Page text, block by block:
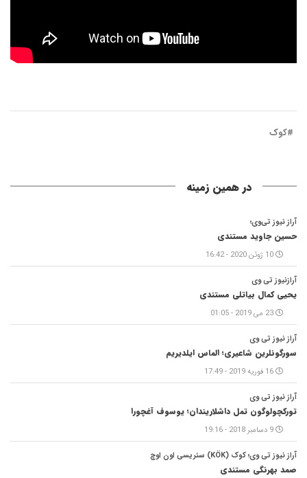
#کوک
در همین زمینه
آراز نیوز تی‌وی؛
حسین جاوید مستندی
10 ژوئن 2020 - 16:42
آرازنیوز تی وی
یحیی کمال بیاتلی مستندی
23 می 2019 - 01:05
آراز نیوز تی وی
سورگونلرین شاعیری؛ الماس ایلدیریم
16 فوریه 2019 - 17:49
آراز نیوز تی وی
تورکچولوگون تمل داشلاریندان؛ یوسوف آغچورا
9 دسامبر 2018 - 19:16
آراز نیوز تی وی؛ کوک (KÖK) سئریسی اون اوچ
صمد بهرنگی مستندی